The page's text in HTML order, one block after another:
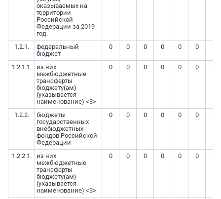
оказываемых на
территории
Российской
Федерации за 2019
год.
1.2.1.
федеральный
бюджет
0 0 0 0 0 0 0
1.2.1.1.
из них
межбюджетные
трансферты
бюджету(ам)
(указывается
наименование) <3>
0 0 0 0 0 0 0
1.2.2.
бюджеты
государственных
внебюджетных
фондов Российской
Федерации
0 0 0 0 0 0 0
1.2.2.1.
из них
межбюджетные
трансферты
бюджету(ам)
(указывается
наименование) <3>
0 0 0 0 0 0 0